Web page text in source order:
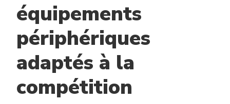
équipements
périphériques
adaptés à la
compétition